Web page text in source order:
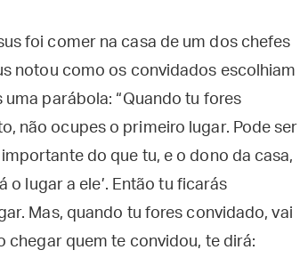
foi comer na casa de um dos chefes
notou como os convidados escolhiam
parábola: “Quando tu fores
não ocupes o primeiro lugar. Pode ser
do que tu, e o dono da casa,
o lugar a ele’. Então tu ficarás
Mas, quando tu fores convidado, vai
chegar quem te convidou, te dirá: